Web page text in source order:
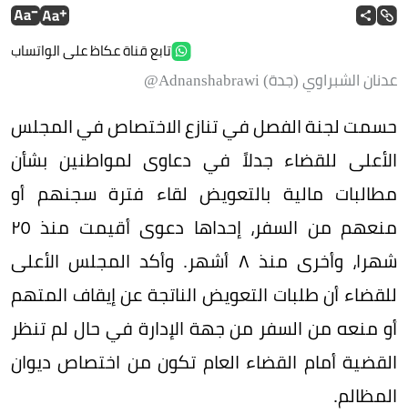
تابع قناة عكاظ على الواتساب
عدنان الشبراوي (جدة) Adnanshabrawi@
حسمت لجنة الفصل في تنازع الاختصاص في المجلس
الأعلى للقضاء جدلاً في دعاوى لمواطنين بشأن
مطالبات مالية بالتعويض لقاء فترة سجنهم أو
منعهم من السفر، إحداها دعوى أقيمت منذ ٢٥
شهرا، وأخرى منذ ٨ أشهر. وأكد المجلس الأعلى
للقضاء أن طلبات التعويض الناتجة عن إيقاف المتهم
أو منعه من السفر من جهة الإدارة في حال لم تنظر
القضية أمام القضاء العام تكون من اختصاص ديوان
المظالم.